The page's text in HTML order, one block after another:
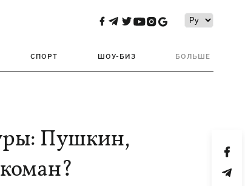
СПОРТ ШОУ-БИЗ БОЛЬШЕ
Пушкин,